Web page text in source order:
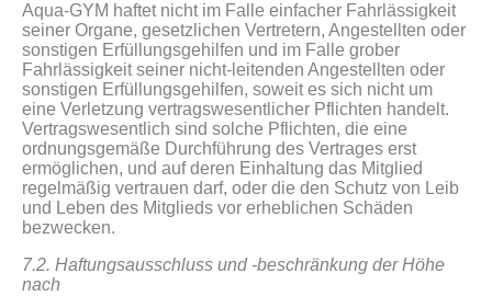
Aqua-GYM haftet nicht im Falle einfacher Fahrlässigkeit
seiner Organe, gesetzlichen Vertretern, Angestellten oder
sonstigen Erfüllungsgehilfen und im Falle grober
Fahrlässigkeit seiner nicht-leitenden Angestellten oder
sonstigen Erfüllungsgehilfen, soweit es sich nicht um
eine Verletzung vertragswesentlicher Pflichten handelt.
Vertragswesentlich sind solche Pflichten, die eine
ordnungsgemäße Durchführung des Vertrages erst
ermöglichen, und auf deren Einhaltung das Mitglied
regelmäßig vertrauen darf, oder die den Schutz von Leib
und Leben des Mitglieds vor erheblichen Schäden
bezwecken.
7.2. Haftungsausschluss und -beschränkung der Höhe
nach